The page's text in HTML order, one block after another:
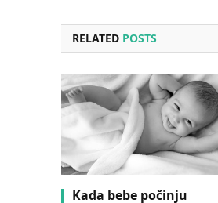
RELATED POSTS
Kada bebe počinju